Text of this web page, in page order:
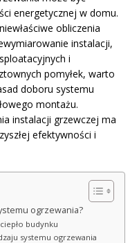
energetycznej w domu.
obliczenia
instalacji,
i
pomyłek, warto
doboru systemu
montażu.
instalacji grzewczej ma
efektywności i
ogrzewania?
budynku
systemu ogrzewania